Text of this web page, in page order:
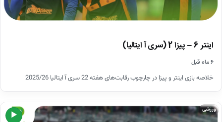
اینتر 6 – پیزا 2 (سری آ ایتالیا)
۶ ماه قبل
خلاصه بازی اینتر و پیزا در چارچوب رقابت‌های هفته 22 سری آ ایتالیا 2025/26
▶
ورزشی